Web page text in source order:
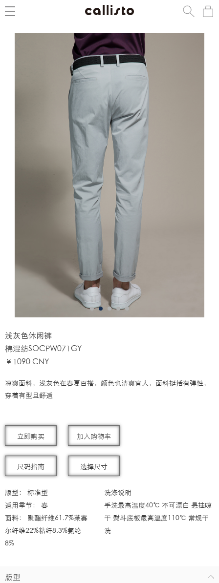
浅灰色休闲裤
棉混纺SOCPW071GY
￥1090 CNY
凉爽面料，浅灰色在春夏百搭，颜色也清爽宜人，面料挺括有弹性，
穿着有型且舒适
立即购买 加入购物车
尺码指南 选择尺寸
版型：
标准型
适用季节：
春
面料：
聚酯纤维61.7%莱赛
尔纤维22%粘纤8.3%氨纶
8%
洗涤说明
手洗最高温度40℃ 不可漂白 悬挂晾
干 熨斗底板最高温度110℃ 常规干
洗
版型